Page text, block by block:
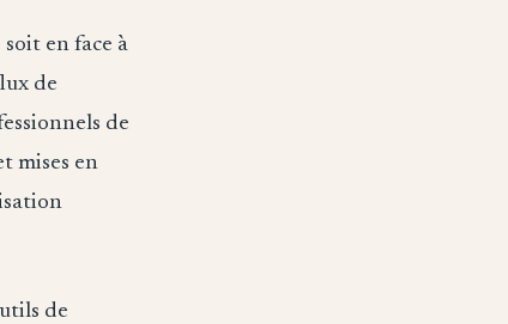
en face à
de
de
mises en
de